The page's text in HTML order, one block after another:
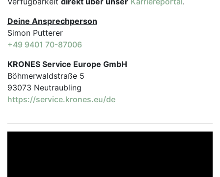
Deine Ansprechperson
Simon Putterer
+49 9401 70-87006
KRONES Service Europe GmbH
Böhmerwaldstraße 5
93073 Neutraubling
https://service.krones.eu/de